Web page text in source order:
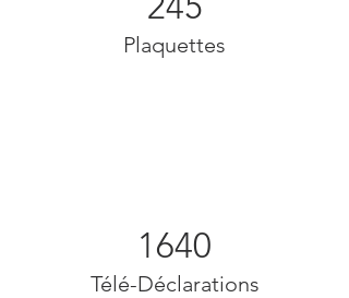
Plaquettes
1640
Télé-Déclarations